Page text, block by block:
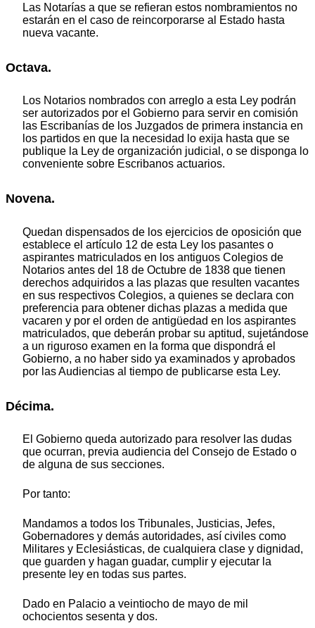
Las Notarías a que se refieran estos nombramientos no
estarán en el caso de reincorporarse al Estado hasta
nueva vacante.
Octava.
Los Notarios nombrados con arreglo a esta Ley podrán
ser autorizados por el Gobierno para servir en comisión
las Escribanías de los Juzgados de primera instancia en
los partidos en que la necesidad lo exija hasta que se
publique la Ley de organización judicial, o se disponga lo
conveniente sobre Escribanos actuarios.
Novena.
Quedan dispensados de los ejercicios de oposición que
establece el artículo 12 de esta Ley los pasantes o
aspirantes matriculados en los antiguos Colegios de
Notarios antes del 18 de Octubre de 1838 que tienen
derechos adquiridos a las plazas que resulten vacantes
en sus respectivos Colegios, a quienes se declara con
preferencia para obtener dichas plazas a medida que
vacaren y por el orden de antigüedad en los aspirantes
matriculados, que deberán probar su aptitud, sujetándose
a un riguroso examen en la forma que dispondrá el
Gobierno, a no haber sido ya examinados y aprobados
por las Audiencias al tiempo de publicarse esta Ley.
Décima.
El Gobierno queda autorizado para resolver las dudas
que ocurran, previa audiencia del Consejo de Estado o
de alguna de sus secciones.
Por tanto:
Mandamos a todos los Tribunales, Justicias, Jefes,
Gobernadores y demás autoridades, así civiles como
Militares y Eclesiásticas, de cualquiera clase y dignidad,
que guarden y hagan guadar, cumplir y ejecutar la
presente ley en todas sus partes.
Dado en Palacio a veintiocho de mayo de mil
ochocientos sesenta y dos.